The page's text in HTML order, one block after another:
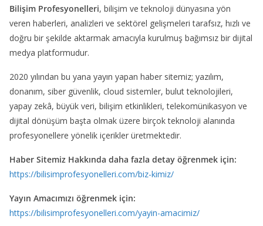
Bilişim Profesyonelleri, bilişim ve teknoloji dünyasına yön
veren haberleri, analizleri ve sektörel gelişmeleri tarafsız, hızlı ve
doğru bir şekilde aktarmak amacıyla kurulmuş bağımsız bir dijital
medya platformudur.
2020 yılından bu yana yayın yapan haber sitemiz; yazılım,
donanım, siber güvenlik, cloud sistemler, bulut teknolojileri,
yapay zekâ, büyük veri, bilişim etkinlikleri, telekomünikasyon ve
dijital dönüşüm başta olmak üzere birçok teknoloji alanında
profesyonellere yönelik içerikler üretmektedir.
Haber Sitemiz Hakkında daha fazla detay öğrenmek için:
https://bilisimprofesyonelleri.com/biz-kimiz/
Yayın Amacımızı öğrenmek için:
https://bilisimprofesyonelleri.com/yayin-amacimiz/